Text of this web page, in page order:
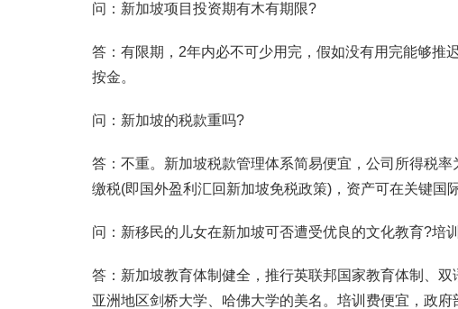
问：新加坡项目投资期有木有期限?
答：有限期，2年内必不可少用完，假如没有用完能够推
按金。
问：新加坡的税款重吗?
答：不重。新加坡税款管理体系简易便宜，公司所得税
缴税(即国外盈利汇回新加坡免税政策)，资产可在关键国
问：新移民的儿女在新加坡可否遭受优良的文化教育?培
答：新加坡教育体制健全，推行英联邦国家教育体制、
亚洲地区剑桥大学、哈佛大学的美名。培训费便宜，政